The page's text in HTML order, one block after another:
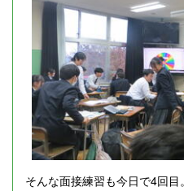
そんな面接練習も今日で4回目。